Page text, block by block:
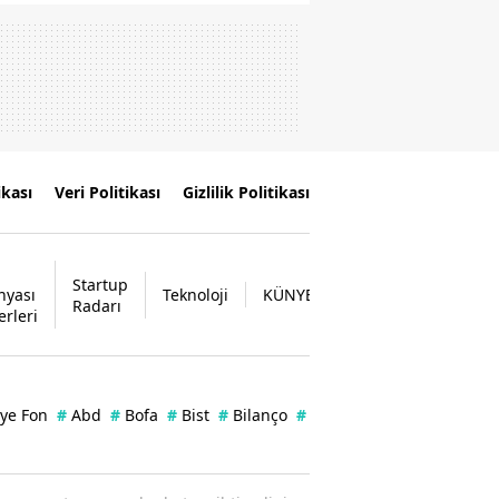
Veri Politikası Gizlilik Politikası
Startup
Radarı
Teknoloji KÜNYE
Fon # Abd # Bofa # Bist # Bilanço #